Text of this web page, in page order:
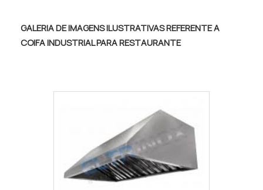
Equipe de alta qualidade; Escritório de alta
qualidade onde são realizadas as
atividades; Matéria-prima de excelente
qualidade; Equipamentos de última
geração.GARANTIA E ASSERTIVIDADE NO
SEGMENTOSomente na Metal Alto Vale
existem as melhores variedades no
FRIGORÍFICO INOXHá muitas maneiras
eficientes de demonstrar competência e
atividades; Estrutura suficiente para
atender todas as demandas; Tecnologia de
ponta. Tudo isso para que se tenha balcão
frigorífico em inox com excelente custo-
benefício. Discorrendo ainda sobre balcão
GALERIA DE IMAGENS ILUSTRATIVAS REFERENTE A
COIFA INDUSTRIAL PARA RESTAURANTE